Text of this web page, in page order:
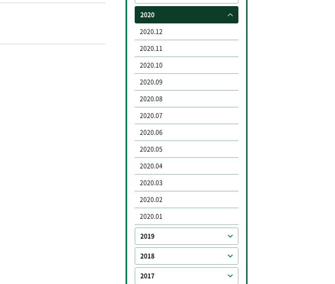
2020
2020.12
2020.11
2020.10
2020.09
2020.08
2020.07
2020.06
2020.05
2020.04
2020.03
2020.02
2020.01
2019
2018
2017